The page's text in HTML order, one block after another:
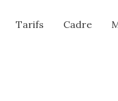
Tarifs Cadre